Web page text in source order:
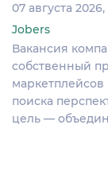
07 августа 2026
Jobers
Вакансия
собственный
маркетплейсов
поиска
цель —